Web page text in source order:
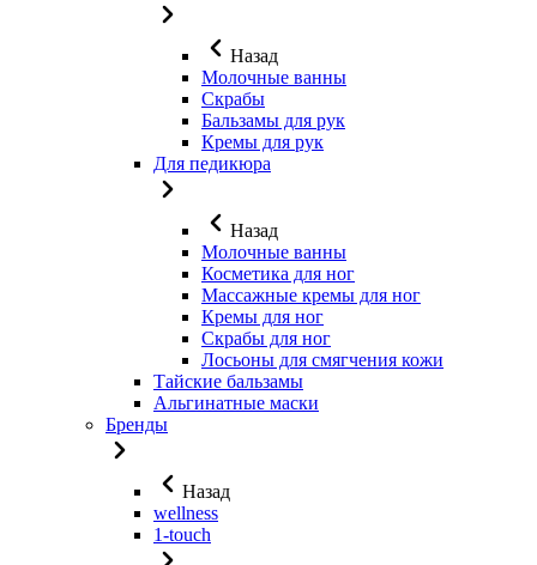
Назад
Молочные ванны
Скрабы
Бальзамы для рук
Кремы для рук
Для педикюра
Назад
Молочные ванны
Косметика для ног
Массажные кремы для ног
Кремы для ног
Скрабы для ног
Лосьоны для смягчения кожи
Тайские бальзамы
Альгинатные маски
Бренды
Назад
wellness
1-touch